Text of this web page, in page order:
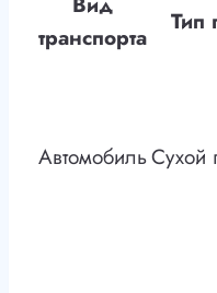
транспорта
Тип
АвтомобильСухой